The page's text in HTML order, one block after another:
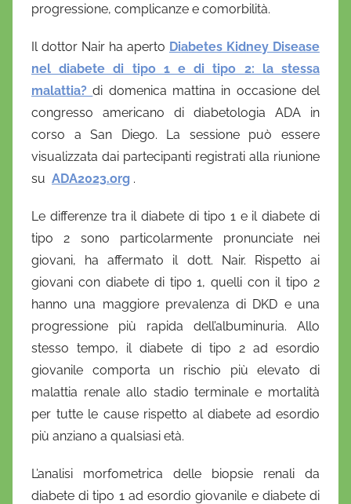
progressione, complicanze e comorbilità.
Il dottor Nair ha aperto Diabetes Kidney Disease
nel diabete di tipo 1 e di tipo 2: la stessa
malattia?di domenica mattina in occasione del
congresso americano di diabetologia ADA in
corso a San Diego. La sessione può essere
visualizzata dai partecipanti registrati alla riunione
su ADA2023.org .
Le differenze tra il diabete di tipo 1 e il diabete di
tipo 2 sono particolarmente pronunciate nei
giovani, ha affermato il dott. Nair. Rispetto ai
giovani con diabete di tipo 1, quelli con il tipo 2
hanno una maggiore prevalenza di DKD e una
progressione più rapida dell’albuminuria. Allo
stesso tempo, il diabete di tipo 2 ad esordio
giovanile comporta un rischio più elevato di
malattia renale allo stadio terminale e mortalità
per tutte le cause rispetto al diabete ad esordio
più anziano a qualsiasi età.
L’analisi morfometrica delle biopsie renali da
diabete di tipo 1 ad esordio giovanile e diabete di